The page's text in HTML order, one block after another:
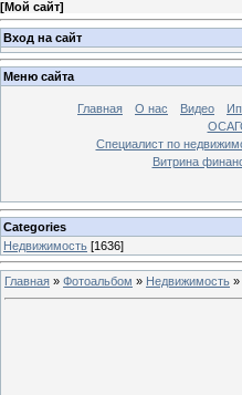
[Мой сайт]
Вход на сайт
Меню сайта
Главная О нас Видео
Специалист по
Витрина
Categories
Недвижимость [1636]
Главная » Фотоальбом » Недвижимость »